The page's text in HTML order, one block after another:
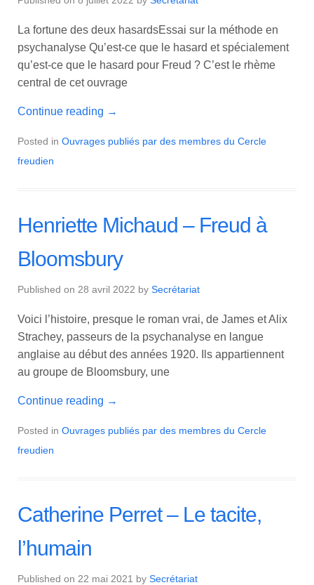
La fortune des deux hasardsEssai sur la méthode en
psychanalyse Qu’est-ce que le hasard et spécialement
qu’est-ce que le hasard pour Freud ? C’est le rhème
central de cet ouvrage
Continue reading →
Posted in Ouvrages publiés par des membres du Cercle
freudien
Henriette Michaud – Freud à
Bloomsbury
Published on 28 avril 2022 by Secrétariat
Voici l’histoire, presque le roman vrai, de James et Alix
Strachey, passeurs de la psychanalyse en langue
anglaise au début des années 1920. Ils appartiennent
au groupe de Bloomsbury, une
Continue reading →
Posted in Ouvrages publiés par des membres du Cercle
freudien
Catherine Perret – Le tacite,
l’humain
Published on 22 mai 2021 by Secrétariat